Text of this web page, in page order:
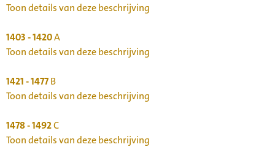
Toon details van deze beschrijving
1403 - 1420A
Toon details van deze beschrijving
1421 - 1477B
Toon details van deze beschrijving
1478 - 1492C
Toon details van deze beschrijving